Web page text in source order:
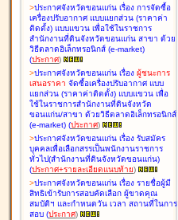
>ประกาศจังหวัดขอนแก่น เรื่อง การจัดซื้อ
เครื่องปรับอากาศ แบบแยกส่วน (ราคาค่า
ติดตั้ง) แบบแขวน เพื่อใช้ในราชการ
สำนักงานที่ดินจังหวัดขอนแก่น สาขา ด้วย
วิธีตลาดอิเล็กทรอนิกส์ (e-market)
(ประกาศ)
>ประกาศจังหวัดขอนแก่น เรื่อง ผู้ชนะการ
เสนอราคา จัดซื้อเครื่องปรับอากาศ แบบ
แยกส่วน (ราคาค่าติดตั้ง) แบบแขวน เพื่อ
ใช้ในราชการสำนักงานที่ดินจังหวัด
ขอนแก่น/สาขา ด้วยวิธีตลาดอิเล็กทรอนิกส์
(e-market) (ประกาศ)
>ประกาศจังหวัดขอนแก่น เรื่อง รับสมัคร
บุคคลเพื่อเลือกสรรเป็นพนักงานราชการ
ทั่วไป(สำนักงานที่ดินจังหวัดขอนแก่น)
(ประกาศ+รายละเอียดแนบท้าย)
>ประกาศจังหวัดขอนแก่น เรื่อง รายชื่อผู้มี
สิทธิเข้ารับการสอบคัดเลือก ผู้ขาดคุณ
สมบัติฯ และกำหนดวัน เวลา สถานที่ในการ
สอบ (ประกาศ)